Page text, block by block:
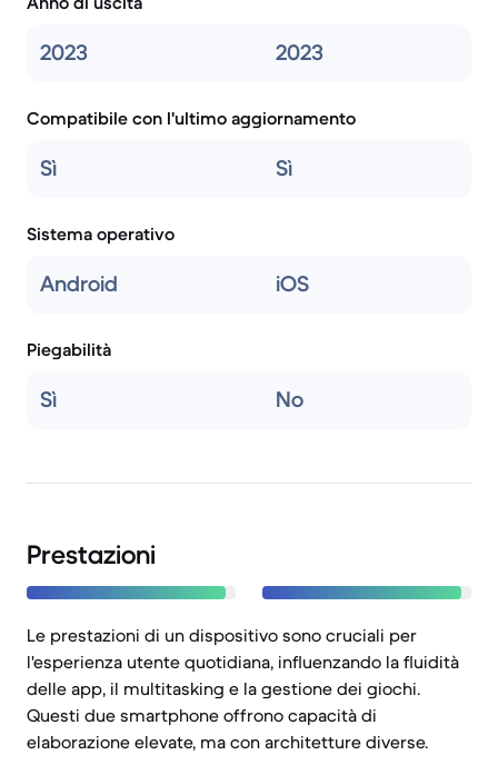
2023 2023
Compatibile con l'ultimo aggiornamento
Sì Sì
Sistema operativo
Android iOS
Piegabilità
Sì No
Prestazioni
Le prestazioni di un dispositivo sono cruciali per
l'esperienza utente quotidiana, influenzando la fluidità
delle app, il multitasking e la gestione dei giochi.
Questi due smartphone offrono capacità di
elaborazione elevate, ma con architetture diverse.